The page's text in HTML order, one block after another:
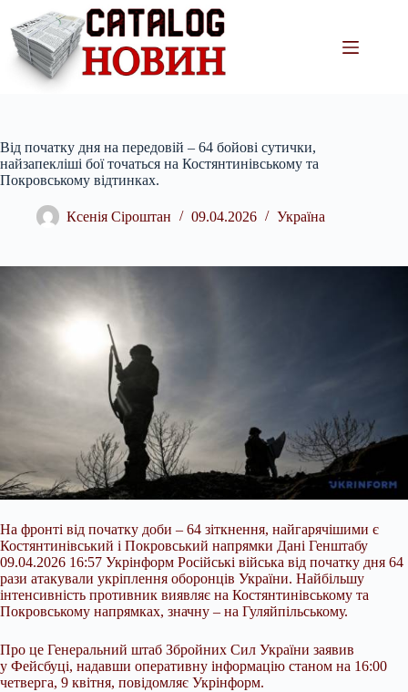
вмісту
Від початку дня на передовій – 64 бойові сутички,
найзапекліші бої точаться на Костянтинівському та
Покровському відтинках.
Ксенія Сіроштан 09.04.2026 Україна
На фронті від початку доби – 64 зіткнення, найгарячішими є
Костянтинівський і Покровський напрямки Дані Генштабу
09.04.2026 16:57 Укрінформ Російські війська від початку дня 64
рази атакували укріплення оборонців України. Найбільшу
інтенсивність противник виявляє на Костянтинівському та
Покровському напрямках, значну – на Гуляйпільському.
Про це Генеральний штаб Збройних Сил України заявив
у Фейсбуці, надавши оперативну інформацію станом на 16:00
четверга, 9 квітня, повідомляє Укрінформ.